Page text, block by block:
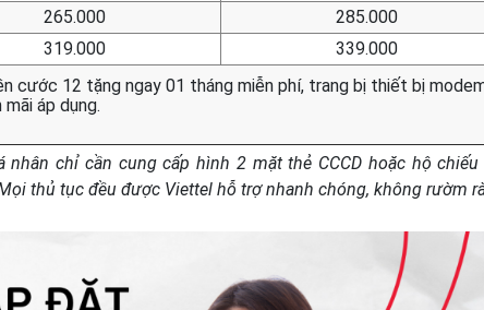
265.000
285.000
319.000
339.000
cước 12 tặng ngay 01 tháng miễn phí, trang bị thiết bị
áp dụng.
nhân chỉ cần cung cấp hình 2 mặt thẻ CCCD hoặc hộ chiếu
thủ tục đều được Viettel hỗ trợ nhanh chóng, không rườm